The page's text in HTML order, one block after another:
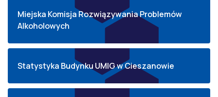
Miejska Komisja Rozwiązywania Problemów
Alkoholowych
Statystyka Budynku UMIG w Cieszanowie